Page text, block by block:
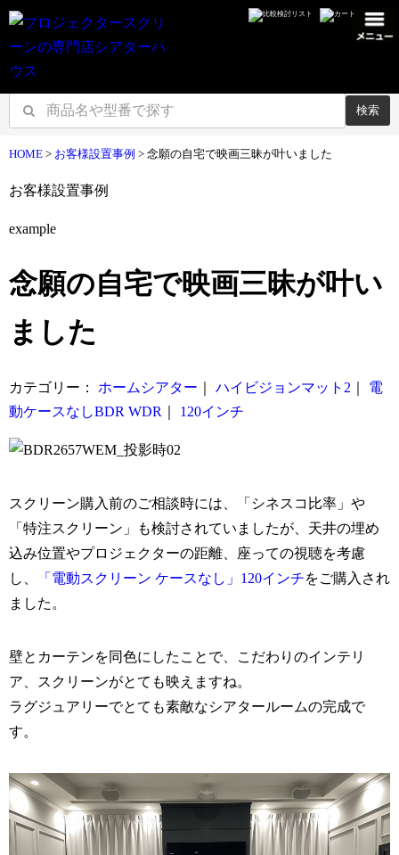
検索
HOME > お客様設置事例 > 念願の自宅で映画三昧が叶いました
お客様設置事例
example
念願の自宅で映画三昧が叶い
ました
カテゴリー： ホームシアター ハイビジョンマット2
電
動ケースなしBDR WDR
120インチ
スクリーン購入前のご相談時には、「シネスコ比率」や
「特注スクリーン」も検討されていましたが、天井の埋め
込み位置やプロジェクターの距離、座っての視聴を考慮
し、
「電動スクリーン ケースなし」120インチをご購入され
ました。
壁とカーテンを同色にしたことで、こだわりのインテリ
ア、スクリーンがとても映えますね。
ラグジュアリーでとても素敵なシアタールームの完成で
す。